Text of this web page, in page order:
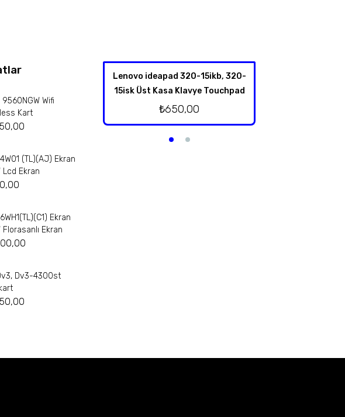
Wifi
Kart
(TL)(AJ) Ekran
Lcd Ekran
Ekran
Florasanlı Ekran
Dv3-4300st
Lenovo ideapad 320-15ikb, 320-
15isk Üst Kasa Klavye Touchpad
₺650,00